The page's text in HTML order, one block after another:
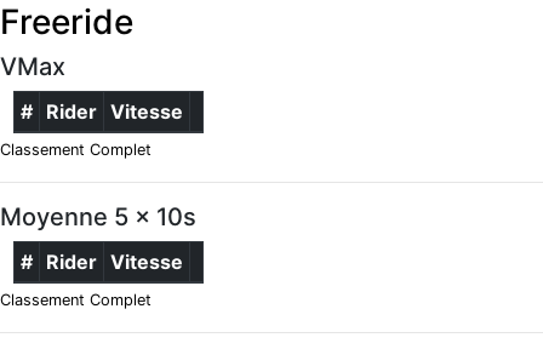
Freeride
VMax
# Rider Vitesse
Classement Complet
Moyenne 5 x 10s
# Rider Vitesse
Classement Complet